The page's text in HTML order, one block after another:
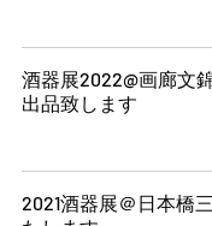
酒器展2022@画廊文
出品致します
2021酒器展＠日本橋